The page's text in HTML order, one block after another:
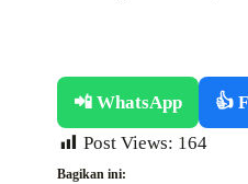
📲 WhatsApp 👍
Post Views: 164
Bagikan ini: